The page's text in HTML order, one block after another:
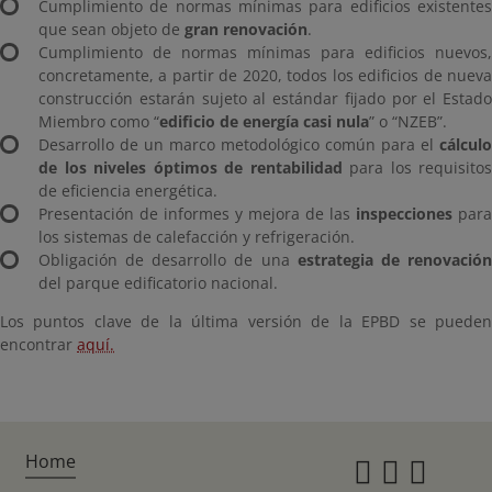
Cumplimiento de normas mínimas para edificios existentes
que sean objeto de gran renovación.
Cumplimiento de normas mínimas para edificios nuevos,
concretamente, a partir de 2020, todos los edificios de nueva
construcción estarán sujeto al estándar fijado por el Estado
Miembro como “edificio de energía casi nula” o “NZEB”.
Desarrollo de un marco metodológico común para el cálculo
de los niveles óptimos de rentabilidad para los requisitos
de eficiencia energética.
Presentación de informes y mejora de las inspecciones para
los sistemas de calefacción y refrigeración.
Obligación de desarrollo de una estrategia de renovación
del parque edificatorio nacional.
Los puntos clave de la última versión de la EPBD se pueden
encontrar aquí.
Home